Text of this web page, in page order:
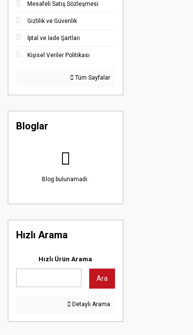
Mesafeli Satış Sözleşmesi
Gizlilik ve Güvenlik
İptal ve İade Şartları
Kişisel Veriler Politikası
Tüm Sayfalar
Bloglar
Blog bulunamadı.
Hızlı Arama
Hızlı Ürün Arama
Ara
Detaylı Arama